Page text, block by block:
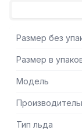
Размер без
Размер в
Модель
Тип льда